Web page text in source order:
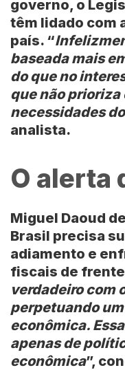
governo, o
têm lidado com
país. “
baseada mais
do que no
que não prioriza
necessidades
analista.
O alerta
Miguel Daoud
Brasil precisa
adiamento e
fiscais de
verdadeiro com
perpetuando
econômica.
apenas de
econômica”,